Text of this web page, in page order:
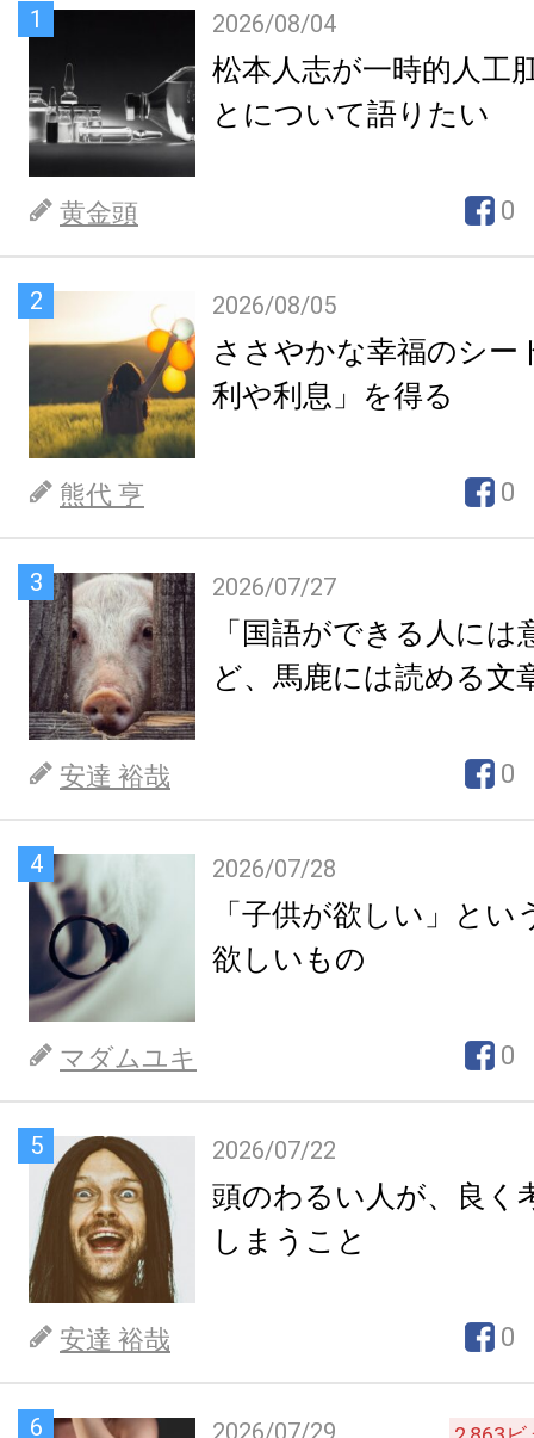
1 2026/08/04
松本人志が一時的人工
とについて語りたい
黄金頭 0
2 2026/08/05
ささやかな幸福のシー
利や利息」を得る
熊代 亨 0
3 2026/07/27
「国語ができる人には
ど、馬鹿には読める文
安達 裕哉 0
4 2026/07/28
「子供が欲しい」とい
欲しいもの
マダムユキ 0
5 2026/07/22
頭のわるい人が、良く
しまうこと
安達 裕哉 0
6 2026/07/29